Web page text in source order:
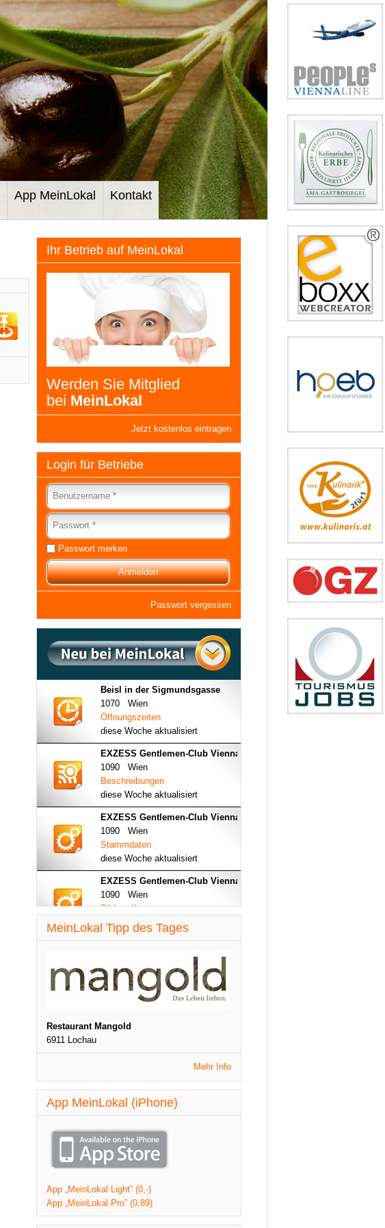
App MeinLokal Kontakt
Ihr Betrieb auf MeinLokal
Werden Sie Mitglied
bei MeinLokal
Jetzt kostenlos eintragen
Login für Betriebe
Passwort merken
Passwort vergessen
Beisl in der Sigmundsgasse
1070 Wien
Öffnungszeiten
diese Woche aktualisiert
EXZESS Gentlemen-Club Vienna
1090 Wien
Beschreibungen
diese Woche aktualisiert
EXZESS Gentlemen-Club Vienna
1090 Wien
Stammdaten
diese Woche aktualisiert
EXZESS Gentlemen-Club Vienna
1090 Wien
Bilder - Karte
diese Woche aktualisiert
Veranstaltungen
diese Woche aktualisiert
MeinLokal Tipp des Tages
Restaurant Mangold
6911 Lochau
Mehr Info
App MeinLokal (iPhone)
App „MeinLokal Light” (0,-)
App „MeinLokal Pro” (0,89)